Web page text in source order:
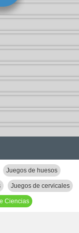
Juegos de huesos
Juegos de cervicales
Ciencias